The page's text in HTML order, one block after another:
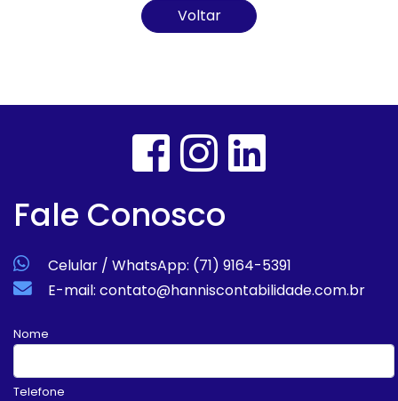
Voltar
Fale Conosco
Celular / WhatsApp: (71) 9164-5391
E-mail: contato@hanniscontabilidade.com.br
Nome
Telefone